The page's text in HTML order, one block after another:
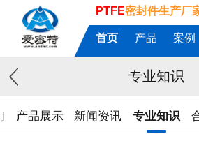
PTFE密封件生产厂
首页 产品 案例
专业知识
产品展示 新闻资讯 专业知识